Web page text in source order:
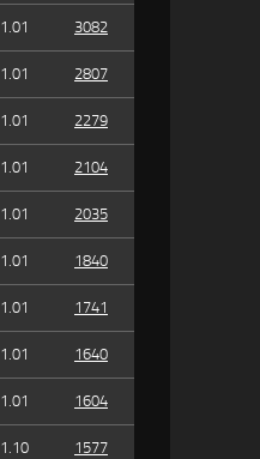
1.01 3082
1.01 2807
1.01 2279
1.01 2104
1.01 2035
1.01 1840
1.01 1741
1.01 1640
1.01 1604
1.10 1577